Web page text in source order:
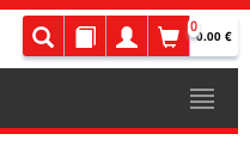
0
0.00 €